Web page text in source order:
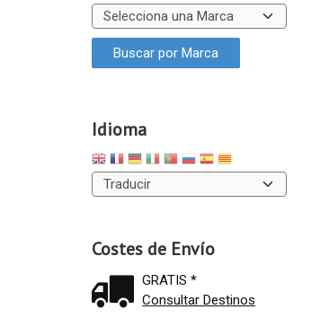
Idioma
Costes de Envío
GRATIS *
Consultar Destinos